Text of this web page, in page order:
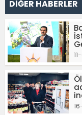
DİĞER HABERLER